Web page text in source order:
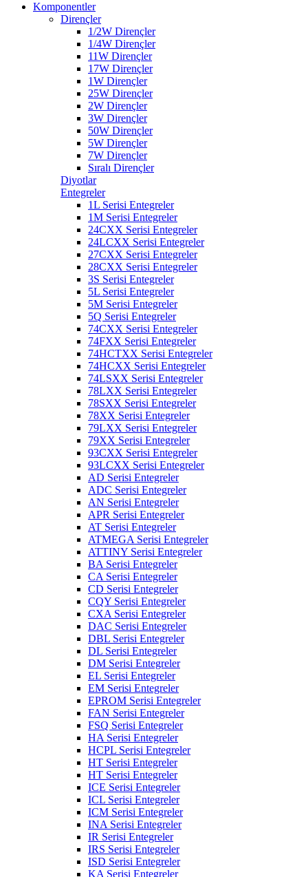
Komponentler
Dirençler
1/2W Dirençler
1/4W Dirençler
11W Dirençler
17W Dirençler
1W Dirençler
25W Dirençler
2W Dirençler
3W Dirençler
50W Dirençler
5W Dirençler
7W Dirençler
Sıralı Dirençler
Diyotlar
Entegreler
1L Serisi Entegreler
1M Serisi Entegreler
24CXX Serisi Entegreler
24LCXX Serisi Entegreler
27CXX Serisi Entegreler
28CXX Serisi Entegreler
3S Serisi Entegreler
5L Serisi Entegreler
5M Serisi Entegreler
5Q Serisi Entegreler
74CXX Serisi Entegreler
74FXX Serisi Entegreler
74HCTXX Serisi Entegreler
74HCXX Serisi Entegreler
74LSXX Serisi Entegreler
78LXX Serisi Entegreler
78SXX Serisi Entegreler
78XX Serisi Entegreler
79LXX Serisi Entegreler
79XX Serisi Entegreler
93CXX Serisi Entegreler
93LCXX Serisi Entegreler
AD Serisi Entegreler
ADC Serisi Entegreler
AN Serisi Entegreler
APR Serisi Entegreler
AT Serisi Entegreler
ATMEGA Serisi Entegreler
ATTINY Serisi Entegreler
BA Serisi Entegreler
CA Serisi Entegreler
CD Serisi Entegreler
CQY Serisi Entegreler
CXA Serisi Entegreler
DAC Serisi Entegreler
DBL Serisi Entegreler
DL Serisi Entegreler
DM Serisi Entegreler
EL Serisi Entegreler
EM Serisi Entegreler
EPROM Serisi Entegreler
FAN Serisi Entegreler
FSQ Serisi Entegreler
HA Serisi Entegreler
HCPL Serisi Entegreler
HT Serisi Entegreler
HT Serisi Entegreler
ICE Serisi Entegreler
ICL Serisi Entegreler
ICM Serisi Entegreler
INA Serisi Entegreler
IR Serisi Entegreler
IRS Serisi Entegreler
ISD Serisi Entegreler
KA Serisi Entegreler